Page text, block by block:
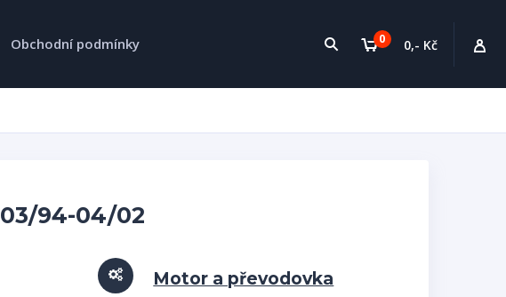
0 0,- Kč
Obchodní podmínky
03/94-04/02
Motor a převodovka